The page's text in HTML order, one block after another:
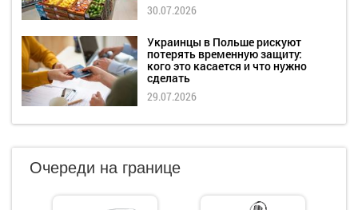
30.07.2026
Украинцы в Польше рискуют
потерять временную защиту:
кого это касается и что нужно
сделать
29.07.2026
Очереди на границе